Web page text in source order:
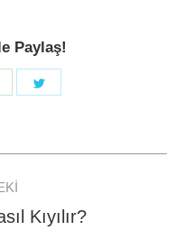
Paylaş!
Share
Kıyılır?